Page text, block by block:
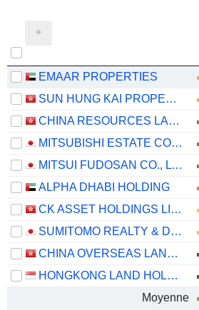
EMAAR PROPERTIES
SUN HUNG KAI PROPERTIES LIMITED
CHINA RESOURCES LAND LIMITED
MITSUBISHI ESTATE CO., LTD.
MITSUI FUDOSAN CO., LTD.
ALPHA DHABI HOLDING
CK ASSET HOLDINGS LIMITED
SUMITOMO REALTY & DEVELOPMENT CO., LTD.
CHINA OVERSEAS LAND & INVESTMENT LIMITED
HONGKONG LAND HOLDINGS LIMITED
Moyenne